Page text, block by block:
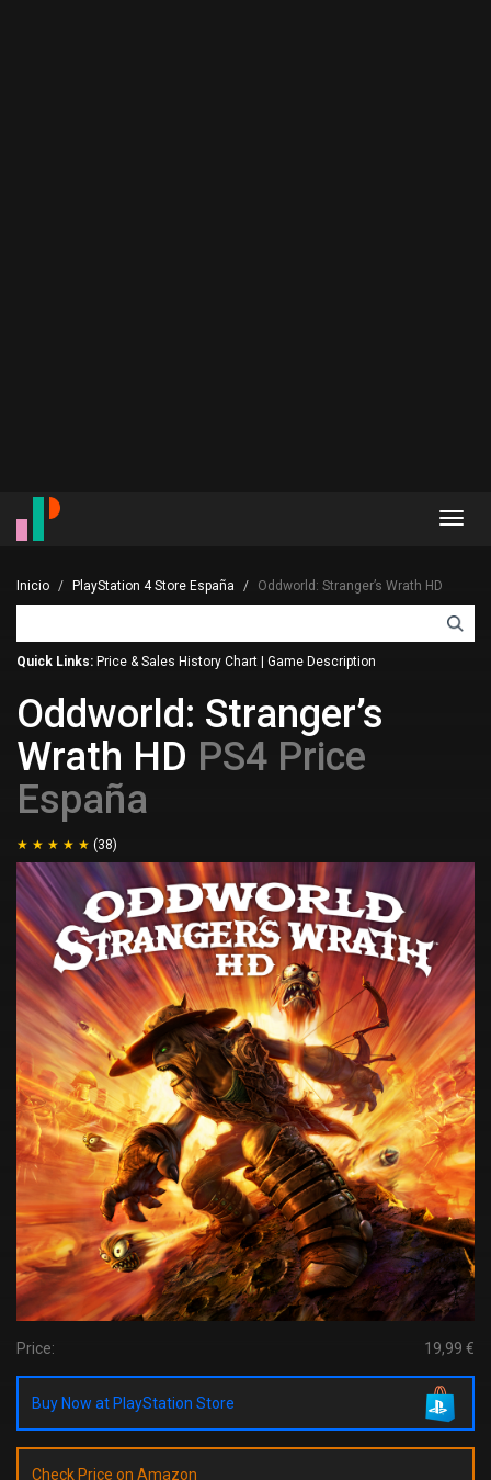
Inicio PlayStation 4 Store España Oddworld: Stranger’s Wrath HD
Quick Links: Price & Sales History Chart Game Description
Oddworld: Stranger’s
Wrath HD PS4 Price
España
(38)
Price: 19,99 €
Buy Now at PlayStation Store
Check Price on Amazon